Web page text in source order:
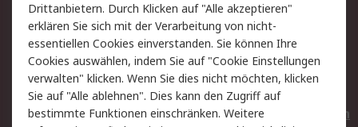
Rechtliches
AGB
Datenschutz
Cookie-Richtlinie
Zahlungsbedingungen
Copyright/Impressum
Entsorgung
Elektrogeräte/Batterien
Drittanbietern. Durch Klicken auf "Alle akzeptieren"
erklären Sie sich mit der Verarbeitung von nicht-
essentiellen Cookies einverstanden. Sie können Ihre
Cookies auswählen, indem Sie auf "Cookie Einstellungen
verwalten" klicken. Wenn Sie dies nicht möchten, klicken
Sie auf "Alle ablehnen". Dies kann den Zugriff auf
bestimmte Funktionen einschränken. Weitere